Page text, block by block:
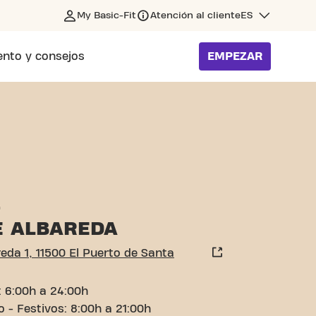
My Basic-Fit Atención al clienteES
y consejos EMPEZAR
MARÍA
ALBAREDA
1, 11500 El Puerto de Santa
6:00h a 24:00h
- Festivos: 8:00h a 21:00h